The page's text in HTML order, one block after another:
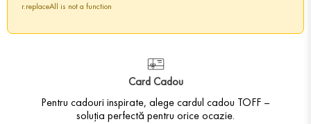
r.replaceAll is not a function
Card Cadou
Pentru cadouri inspirate, alege cardul cadou TOFF –
soluția perfectă pentru orice ocazie.